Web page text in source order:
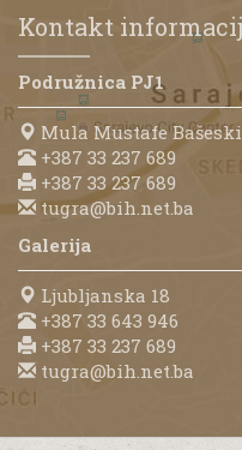
Kontakt
Podružnica PJ1
Mula Mustafe
+387 33 237 689
+387 33 237 689
tugra@bih.net.ba
Galerija
Ljubljanska 18
+387 33 643 946
+387 33 237 689
tugra@bih.net.ba